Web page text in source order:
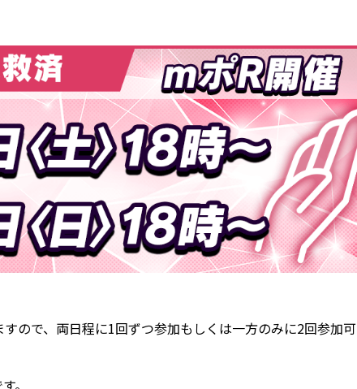
ので、両日程に1回ずつ参加もしくは一方のみに2回参加可